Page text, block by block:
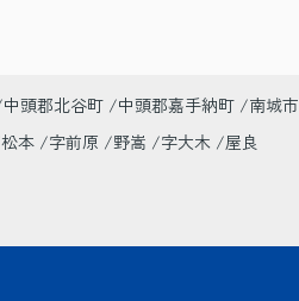
中頭郡北谷町 中頭郡嘉手納町 南城市
松本 字前原 野嵩 字大木
屋良